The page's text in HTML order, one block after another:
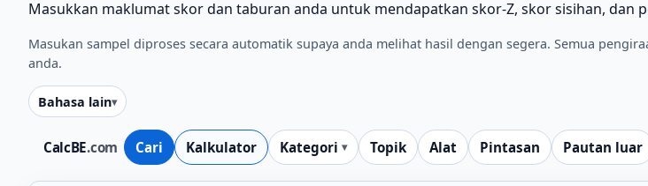
CalcBE.com Cari Kalkulator Kategori Topik Alat Pintasan Pautan luar
Masukkan maklumat skor dan taburan anda untuk mendapatkan skor-Z, skor sisihan,
Masukan sampel diproses secara automatik supaya anda melihat hasil dengan segera. Semua
anda.
Bahasa lain